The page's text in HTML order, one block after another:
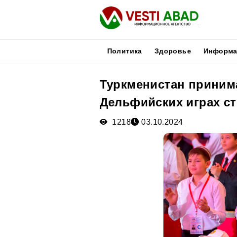
Политика Здоровье
Туркменистан
Дельфийских играх
1218 03.10.2024